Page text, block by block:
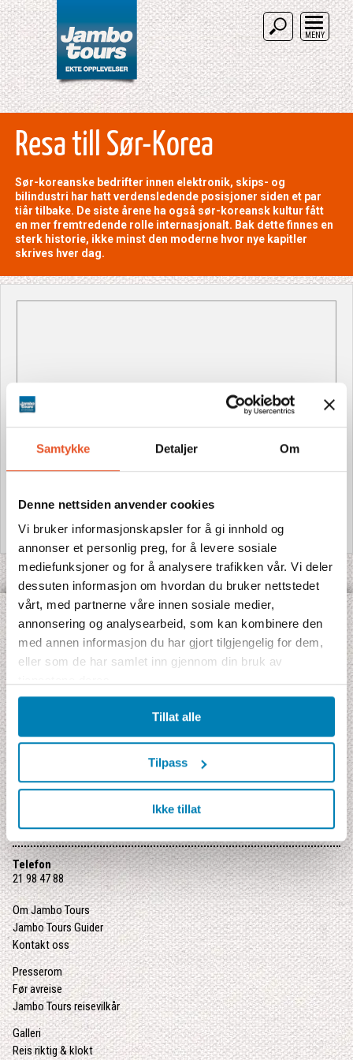
Samtykke Detaljer Om
Denne nettsiden anvender cookies
Vi bruker informasjonskapsler for å gi innhold og
annonser et personlig preg, for å levere sosiale
mediefunksjoner og for å analysere trafikken vår. Vi deler
dessuten informasjon om hvordan du bruker nettstedet
vårt, med partnerne våre innen sosiale medier,
annonsering og analysearbeid, som kan kombinere den
med annen informasjon du har gjort tilgjengelig for dem,
eller som de har samlet inn gjennom din bruk av
Tillat alle
Tilpass
Ikke tillat
MENY
Resa till Sør-Korea
Sør-koreanske bedrifter innen elektronik, skips- og
bilindustri har hatt verdensledende posisjoner siden et par
tiår tilbake. De siste årene ha også sør-koreansk kultur fått
en mer fremtredende rolle internasjonalt. Bak dette finnes en
sterk historie, ikke minst den moderne hvor nye kapitler
skrives hver dag.
OPPDAG VÅRE ULIKE TYPER REISER:
Jambo Signatur
- Rundreise med Jamboguide
- Cruise på mindre fartøy
Jambo Kompass- Ferdige reisepakker for individuelle
Jambo Relax- Sol, bad og avslapping
- Kombiner en rundreise med sol & bad eller
storby
Telefon
21 98 47 88
Om Jambo Tours
Jambo Tours Guider
Kontakt oss
Presserom
Før avreise
Jambo Tours reisevilkår
Galleri
Reis riktig & klokt